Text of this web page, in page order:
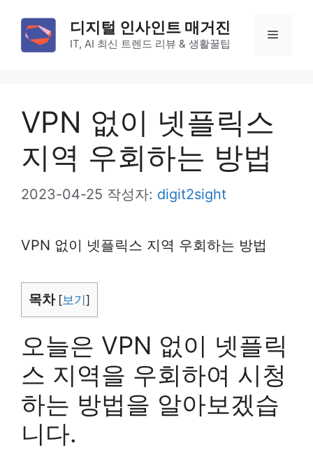
디지털 인사인트 매거진
IT, AI 최신 트렌드 리뷰 & 생활꿀팁
메
VPN 없이 넷플릭스
지역 우회하는 방법
2023-04-25 작성자: digit2sight
VPN 없이 넷플릭스 지역 우회하는 방법
목차 [보기]
오늘은 VPN 없이 넷플릭
스 지역을 우회하여 시청
하는 방법을 알아보겠습
니다.